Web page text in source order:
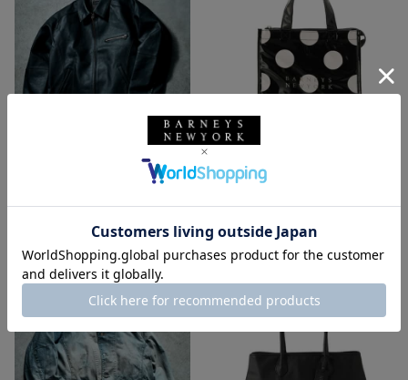
ELLM ホースレザーブルゾン
¥165,000
NEW
グ／ドット柄
¥6,600